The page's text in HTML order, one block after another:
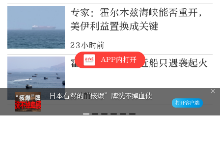
专家：霍尔木兹海峡能否重开，
美伊利益置换成关键
23小时前
霍尔木兹海峡附近船只遇袭起火
1天前
APP内打开
日本右翼的“核爆”牌洗不掉血债